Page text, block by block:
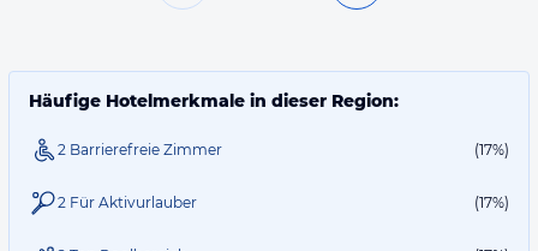
Häufige Hotelmerkmale in dieser Region:
2 Barrierefreie Zimmer (17%)
2 Für Aktivurlauber (17%)